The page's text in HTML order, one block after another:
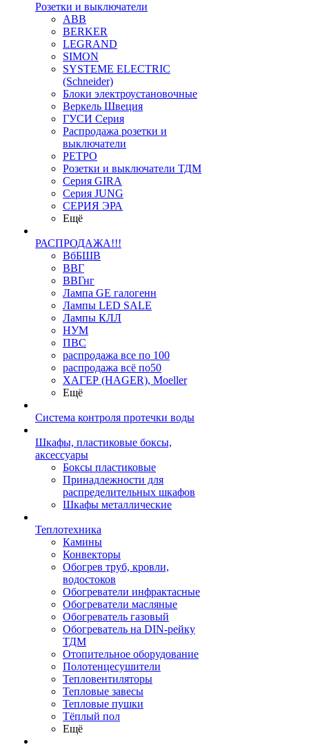
Розетки и выключатели
ABB
BERKER
LEGRAND
SIMON
SYSTEME ELECTRIC
(Schneider)
Блоки электроустановочные
Веркель Швеция
ГУСИ Серия
Распродажа розетки и
выключатели
РЕТРО
Розетки и выключатели ТДМ
Серия GIRA
Серия JUNG
СЕРИЯ ЭРА
Ещё
РАСПРОДАЖА!!!
ВбБШВ
ВВГ
ВВГнг
Лампа GE галогенн
Лампы LED SALE
Лампы КЛЛ
НУМ
ПВС
распродажа все по 100
распродажа всё по50
ХАГЕР (HAGER), Moeller
Ещё
Система контроля протечки воды
Шкафы, пластиковые боксы,
аксессуары
Боксы пластиковые
Принадлежности для
распределительных шкафов
Шкафы металлические
Теплотехника
Камины
Конвекторы
Обогрев труб, кровли,
водостоков
Обогреватели инфрактасные
Обогреватели масляные
Обогреватель газовый
Обогреватель на DIN-рейку
ТДМ
Отопительное оборудование
Полотенцесушители
Тепловентиляторы
Тепловые завесы
Тепловые пушки
Тёплый пол
Ещё